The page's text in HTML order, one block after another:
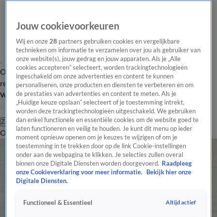
Overzicht Laatste nieuws Regionieuws Het beste van Hart
Tip de
redactie
Volg Hart van Nederland
Zoeken
OverzichtRegioUitzendingenWeerTip de redactiePanelVideo's
Jouw cookievoorkeuren
Wij en onze28 partners gebruiken cookies en vergelijkbare
technieken om informatie te verzamelen over jou als gebruiker van
onze website(s), jouw gedrag en jouw apparaten. Als je „Alle
cookies accepteren” selecteert, worden trackingtechnologieën
ingeschakeld om onze advertenties en content te kunnen
personaliseren, onze producten en diensten te verbeteren en om
de prestaties van advertenties en content te meten. Als je
„Huidige keuze opslaan” selecteert of je toestemming intrekt,
worden deze trackingtechnologieën uitgeschakeld. We gebruiken
dan enkel functionele en essentiële cookies om de website goed te
laten functioneren en veilig te houden. Je kunt dit menu op ieder
moment opnieuw openen om je keuzes te wijzigen of om je
toestemming in te trekken door op de link Cookie-instellingen
onder aan de webpagina te klikken. Je selecties zullen overal
binnen onze Digitale Diensten worden doorgevoerd. Raadpleeg
onze Cookieverklaring voor meer informatie.
Bekijk hier onze
Digitale Diensten.
Functioneel & Essentieel Altijd actief